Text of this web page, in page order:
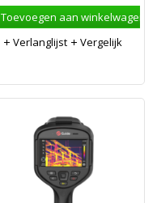
Toevoegen aan winkelwagen
Verlanglijst
Vergelijk